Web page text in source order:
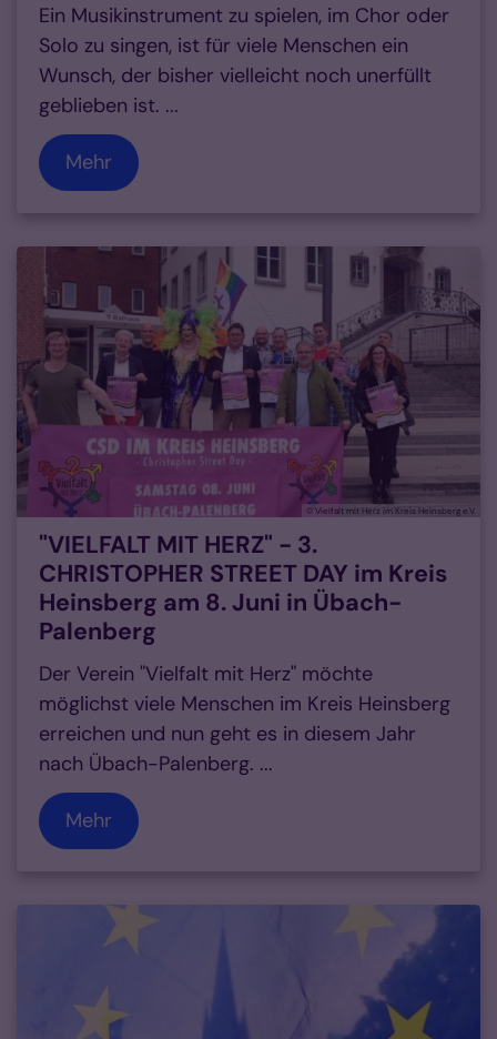
Ein Musikinstrument zu spielen, im Chor oder
Solo zu singen, ist für viele Menschen ein
Wunsch, der bisher vielleicht noch unerfüllt
geblieben ist. ...
Mehr
© Vielfalt mit Herz im Kreis Heinsberg e.V.
"VIELFALT MIT HERZ" - 3.
CHRISTOPHER STREET DAY im Kreis
Heinsberg am 8. Juni in Übach-
Palenberg
Der Verein "Vielfalt mit Herz" möchte
möglichst viele Menschen im Kreis Heinsberg
erreichen und nun geht es in diesem Jahr
nach Übach-Palenberg. ...
Mehr